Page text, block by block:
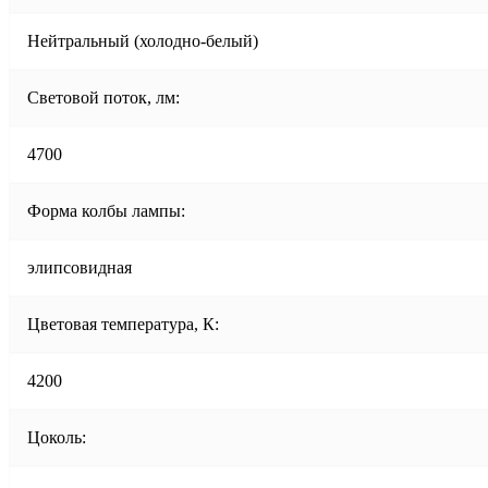
Нейтральный (холодно-белый)
Световой поток, лм:
4700
Форма колбы лампы:
элипсовидная
Цветовая температура, К:
4200
Цоколь: